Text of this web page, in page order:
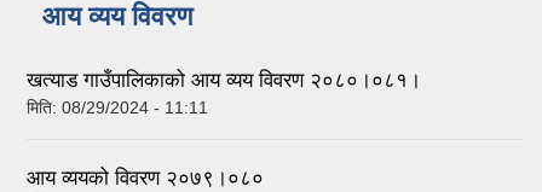
आय व्यय विवरण
खत्याड गाउँपालिकाको आय व्यय विवरण २०८०।०८१।
मिति: 08/29/2024 - 11:11
आय व्ययको विवरण २०७९।०८०